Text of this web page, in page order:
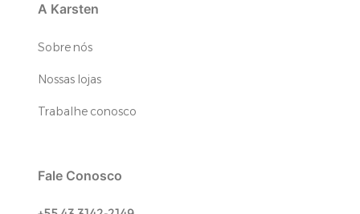
A Karsten
Sobre nós
Nossas lojas
Trabalhe conosco
Fale Conosco